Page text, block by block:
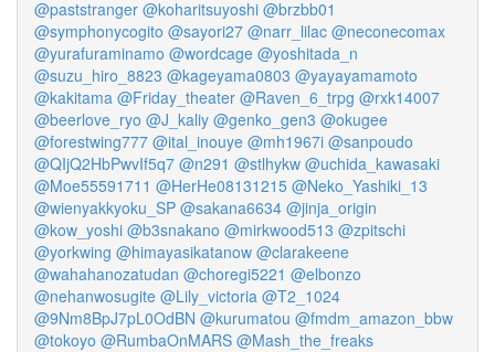
@paststranger @koharitsuyoshi @brzbb01
@symphonycogito @sayori27 @narr_lilac @neconecomax
@yurafuraminamo @wordcage @yoshitada_n
@suzu_hiro_8823 @kageyama0803 @yayayamamoto
@kakitama @Friday_theater @Raven_6_trpg @rxk14007
@beerlove_ryo @J_kaliy @genko_gen3 @okugee
@forestwing777 @ital_inouye @mh1967i @sanpoudo
@QIjQ2HbPwvIf5q7 @n291 @stlhykw @uchida_kawasaki
@Moe55591711 @HerHe08131215 @Neko_Yashiki_13
@wienyakkyoku_SP @sakana6634 @jinja_origin
@kow_yoshi @b3snakano @mirkwood513 @zpitschi
@yorkwing @himayasikatanow @clarakeene
@wahahanozatudan @choregi5221 @elbonzo
@nehanwosugite @Lily_victoria @T2_1024
@9Nm8BpJ7pL0OdBN @kurumatou @fmdm_amazon_bbw
@tokoyo @RumbaOnMARS @Mash_the_freaks